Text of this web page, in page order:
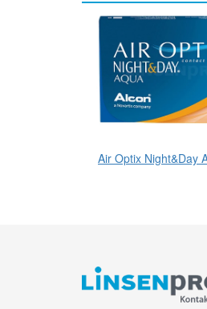
Air Optix Night&Day